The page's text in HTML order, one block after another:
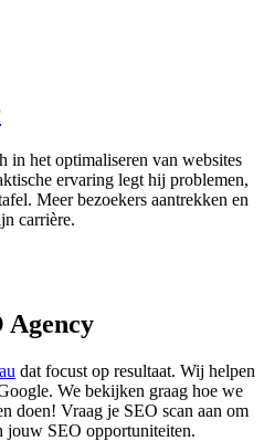
in het optimaliseren van websites
ervaring legt hij problemen,
Meer bezoekers aantrekken en
carrière.
Agency
dat focust op resultaat. Wij helpen
We bekijken graag hoe we
doen! Vraag je SEO scan aan om
SEO opportuniteiten.